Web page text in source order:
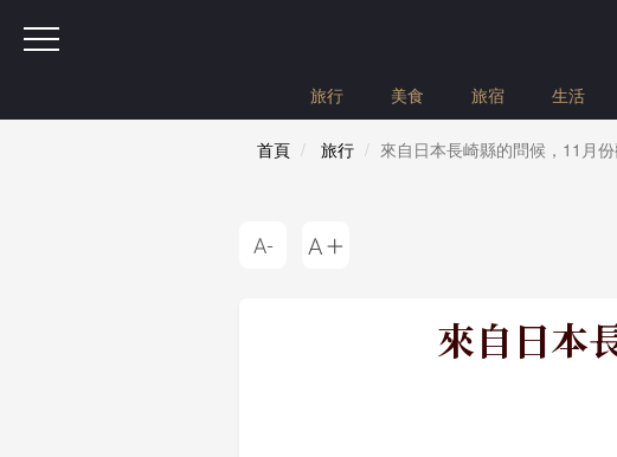
旅行 美食 旅宿 生活
首頁 旅行 來自日本長崎縣的問候，11月份
來自日本